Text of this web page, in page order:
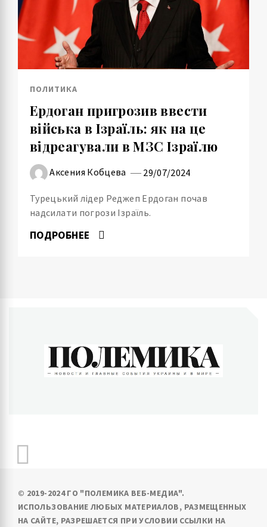
ПОЛИТИКА
Ердоган пригрозив ввести
війська в Ізраїль: як на це
відреагували в МЗС Ізраїлю
Аксения Кобцева 29/07/2024
Турецький лідер Реджеп Ердоган почав
надсилати погрози Ізраїль.
ПОДРОБНЕЕ
© 2019-2024 ГО "ПОЛЕМИКА ВЕБ-МЕДИА".
ИСПОЛЬЗОВАНИЕ ЛЮБЫХ МАТЕРИАЛОВ, РАЗМЕЩЕННЫХ
НА САЙТЕ, РАЗРЕШАЕТСЯ ПРИ УСЛОВИИ ССЫЛКИ НА